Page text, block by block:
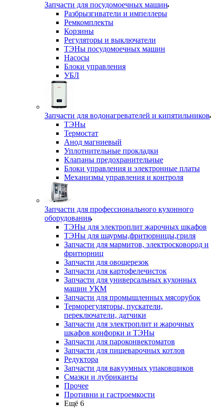
Запчасти для посудомоечных машин
Разбрызгиватели и импеллеры
Ремкомплекты
Корзины
Регуляторы и выключатели
ТЭНы посудомоечных машин
Насосы
Блоки управления
УБЛ
Запчасти для водонагревателей и кипятильников
ТЭНы
Термостат
Анод магниевый
Уплотнительные прокладки
Клапаны предохранительные
Блоки управления и электронные платы
Механизмы управления и контроля
Запчасти для профессионального кухонного
оборудования
ТЭНы для электроплит жарочных шкафов
ТЭНы для шаурмы,фритюрницы,гриля
Запчасти для мармитов, электросковород и
фритюрниц
Запчасти для овощерезок
Запчасти для картофелечисток
Запчасти для универсальных кухонных
машин УКМ
Запчасти для промышленных мясорубок
Терморегуляторы, пускатели,
переключатели, датчики
Запчасти для электроплит и жарочных
шкафов конфорки и ТЭНы
Запчасти для пароконвектоматов
Запчасти для пищеварочных котлов
Редуктора
Запчасти для вакуумных упаковщиков
Смазки и лубриканты
Прочее
Противни и гастроемкости
Ещё 6